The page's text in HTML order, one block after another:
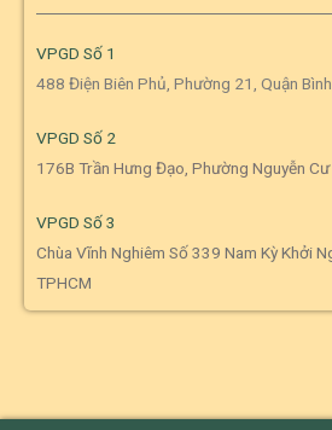
VPGD Số 1
488 Điện Biên Phủ, Phường 21, Quận
VPGD Số 2
176B Trần Hưng Đạo, Phường Nguyễn Cư
VPGD Số 3
Chùa Vĩnh Nghiêm Số 339 Nam Kỳ Khởi
TPHCM